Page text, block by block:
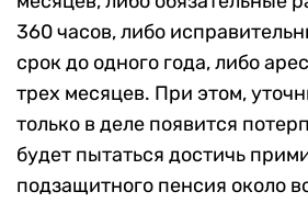
360 часов, либо
срок до одного года, либо
трех месяцев. При этом,
только в деле появится
будет пытаться достичь
подзащитного пенсия около